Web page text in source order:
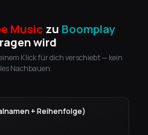
Musiczu Boomplay
wird
Klick für dich verschiebt — kein
Nachbauen.
+ Reihenfolge)